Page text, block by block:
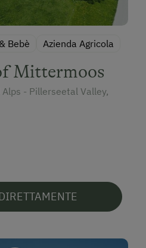
Bebè Azienda Agricola
Mittermoos
- Pillerseetal Valley,